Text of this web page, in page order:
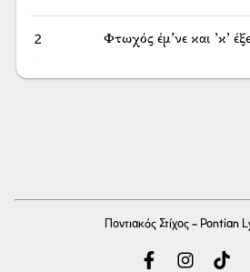
2 Φτωχός έμ’νε και ’κ’
Ποντιακός Στίχος - Pontian